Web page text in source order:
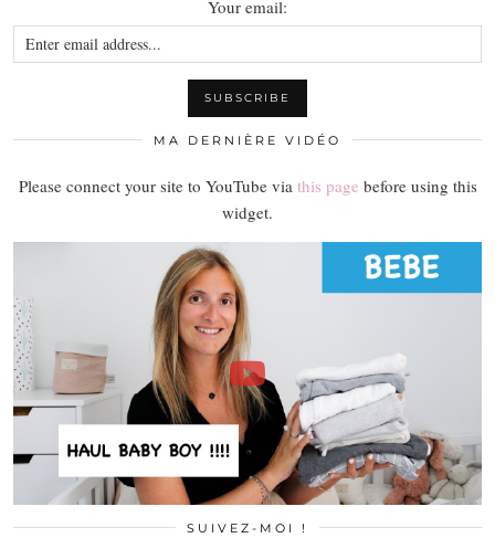
Your email:
MA DERNIÈRE VIDÉO
Please connect your site to YouTube via this page before using this
widget.
SUIVEZ-MOI !